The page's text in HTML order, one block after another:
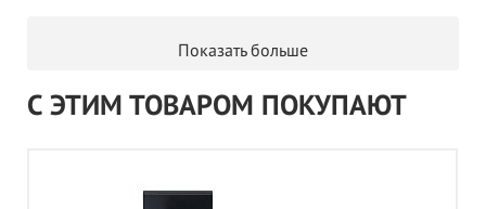
Показать больше
С ЭТИМ ТОВАРОМ ПОКУПАЮТ